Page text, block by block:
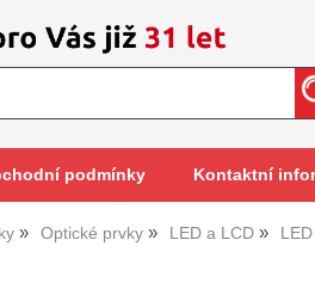
podmínky Kontaktní
Optické prvky LED a LCD